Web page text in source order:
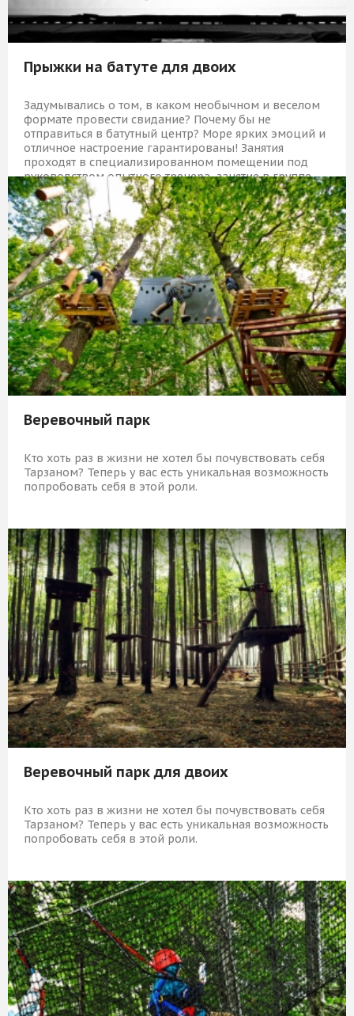
Прыжки на батуте для двоих
Задумывались о том, в каком необычном и веселом
формате провести свидание? Почему бы не
отправиться в батутный центр? Море ярких эмоций и
отличное настроение гарантированы! Занятия
проходят в специализированном помещении под
руководством опытного тренера, занятие в группе.
2 069 Р КУПИТЬ
Веревочный парк
Кто хоть раз в жизни не хотел бы почувствовать себя
Тарзаном? Теперь у вас есть уникальная возможность
попробовать себя в этой роли.
1 779 Р КУПИТЬ
Веревочный парк для двоих
Кто хоть раз в жизни не хотел бы почувствовать себя
Тарзаном? Теперь у вас есть уникальная возможность
попробовать себя в этой роли.
3 379 Р КУПИТЬ